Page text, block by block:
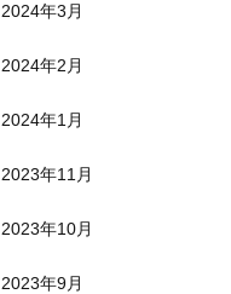
2024年3月
2024年2月
2024年1月
2023年11月
2023年10月
2023年9月